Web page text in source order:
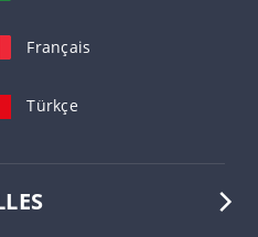
Français
Türkçe